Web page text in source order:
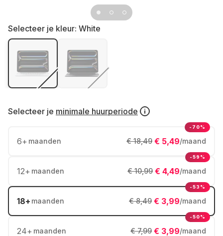
Selecteer je kleur: White
Selecteer je minimale huurperiode
6+ maanden € 5,49/maand
€ 18,49
-70%
12+ maanden € 4,49/maand
€ 10,99
-59%
18+ maanden € 3,99/maand
€ 8,49
-53%
24+ maanden € 3,99/maand
€ 7,99
-50%